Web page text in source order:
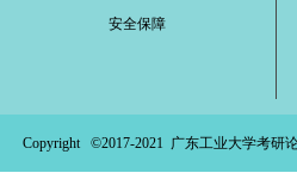
安全保障
Copyright ©2017-2021 广东工业大学考研